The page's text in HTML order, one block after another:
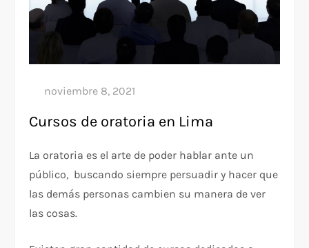
Cursos de oratoria en Lima
La oratoria es el arte de poder hablar ante un
público, buscando siempre persuadir y hacer que
las demás personas cambien su manera de ver
las cosas.